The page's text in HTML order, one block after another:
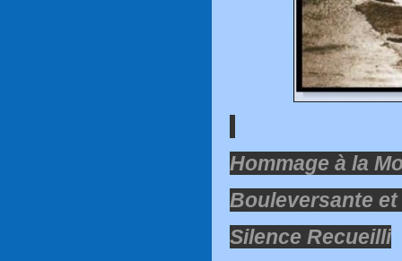
Hommage à la
Bouleversante
Silence Recueilli